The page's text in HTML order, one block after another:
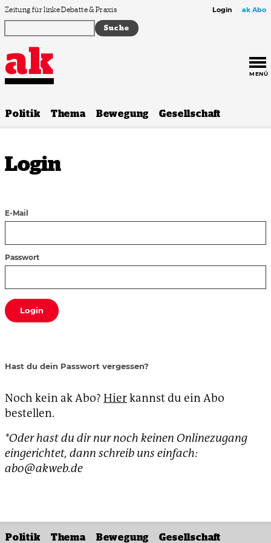
Zum Inhalt springen
Zeitung für linke Debatte & Praxis Login ak Abo
MENÜ
Politik Thema Bewegung Gesellschaft
Login
E-Mail
Passwort
Login
Hast du dein Passwort vergessen?
Noch kein ak Abo? Hierkannst du ein Abo
bestellen.
*Oder hast du dir nur noch keinen Onlinezugang
eingerichtet, dann schreib uns einfach:
abo@akweb.de
Politik Thema Bewegung Gesellschaft